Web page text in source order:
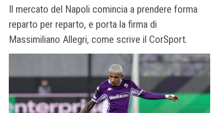
Il mercato del Napoli comincia a prendere forma
reparto per reparto, e porta la firma di
Massimiliano Allegri, come scrive il CorSport.